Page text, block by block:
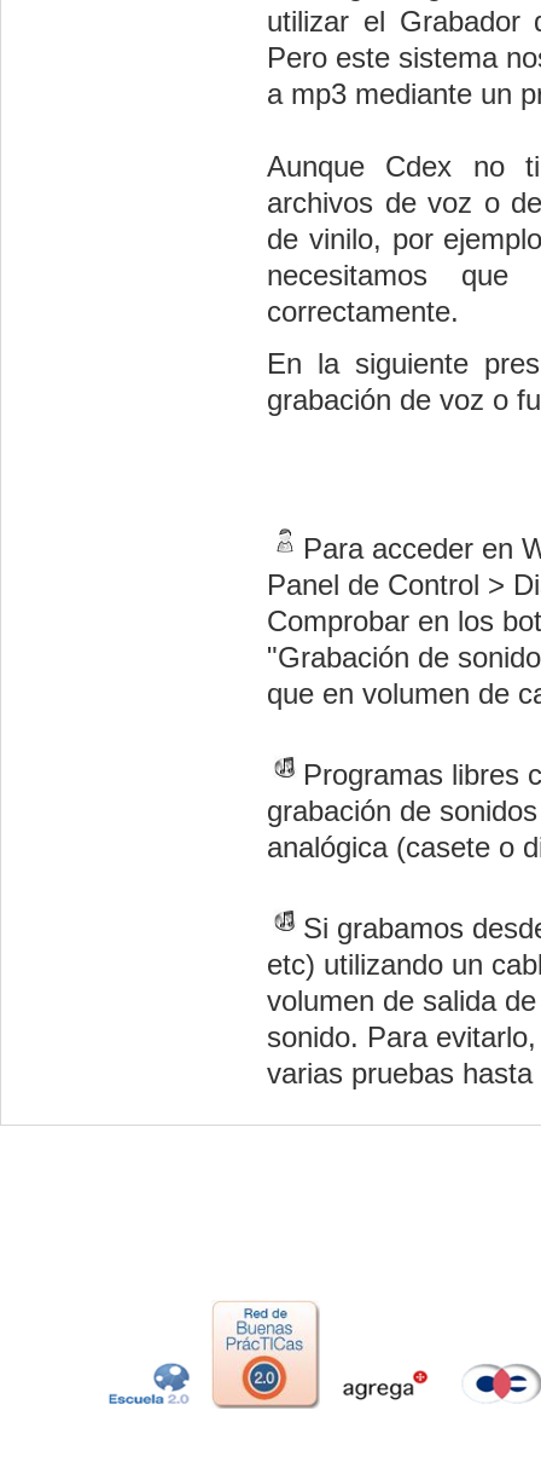
utilizar el Grabador
Pero este sistema
a mp3 mediante un
Aunque Cdex no
archivos de voz o
de vinilo, por
necesitamos
correctamente.
En la siguiente
grabación de voz o
Para acceder en
Panel de Control >
Comprobar en los
"Grabación de
que en volumen de
Programas libres
grabación de
analógica (casete o
Si grabamos
etc) utilizando un
volumen de salida
sonido. Para
varias pruebas